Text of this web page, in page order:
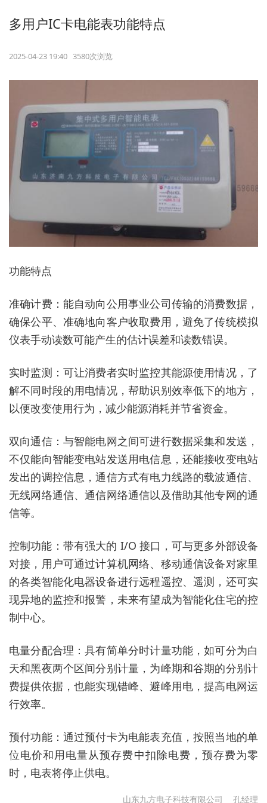
多用户IC卡电能表功能特点
2025-04-23 19:40 3580次浏览
功能特点
准确计费：能自动向公用事业公司传输的消费数据，
确保公平、准确地向客户收取费用，避免了传统模拟
仪表手动读数可能产生的估计误差和读数错误。
实时监测：可让消费者实时监控其能源使用情况，了
解不同时段的用电情况，帮助识别效率低下的地方，
以便改变使用行为，减少能源消耗并节省资金。
双向通信：与智能电网之间可进行数据采集和发送，
不仅能向智能变电站发送用电信息，还能接收变电站
发出的调控信息，通信方式有电力线路的载波通信、
无线网络通信、通信网络通信以及借助其他专网的通
信等。
控制功能：带有强大的 I/O 接口，可与更多外部设备
对接，用户可通过计算机网络、移动通信设备对家里
的各类智能化电器设备进行远程遥控、遥测，还可实
现异地的监控和报警，未来有望成为智能化住宅的控
制中心。
电量分配合理：具有简单分时计量功能，如可分为白
天和黑夜两个区间分别计量，为峰期和谷期的分别计
费提供依据，也能实现错峰、避峰用电，提高电网运
行效率。
预付功能：通过预付卡为电能表充值，按照当地的单
位电价和用电量从预存费中扣除电费，预存费为零
时，电表将停止供电。
山东九方电子科技有限公司 孔经理